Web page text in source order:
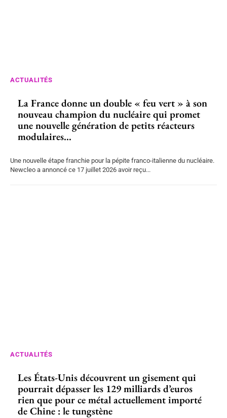
ACTUALITÉS
La France donne un double « feu vert » à son
nouveau champion du nucléaire qui promet
une nouvelle génération de petits réacteurs
modulaires...
Une nouvelle étape franchie pour la pépite franco-italienne du nucléaire.
Newcleo a annoncé ce 17 juillet 2026 avoir reçu...
ACTUALITÉS
Les États-Unis découvrent un gisement qui
pourrait dépasser les 129 milliards d’euros
rien que pour ce métal actuellement importé
de Chine : le tungstène